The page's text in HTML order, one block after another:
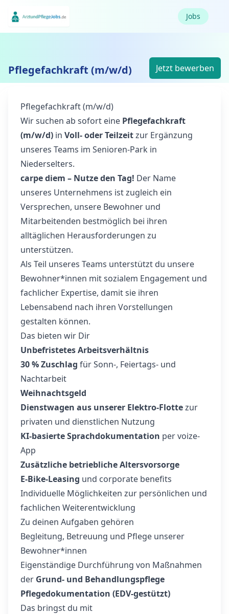
Jobs
Pflegefachkraft (m/w/d) Jetzt bewerben
Pflegefachkraft (m/w/d)
Wir suchen ab sofort eine Pflegefachkraft
(m/w/d) in Voll- oder Teilzeitzur Ergänzung
unseres Teams im Senioren-Park in
Niederselters.
carpe diem – Nutze den Tag! Der Name
unseres Unternehmens ist zugleich ein
Versprechen, unsere Bewohner und
Mitarbeitenden bestmöglich bei ihren
alltäglichen Herausforderungen zu
unterstützen.
Als Teil unseres Teams unterstützt du unsere
Bewohner*innen mit sozialem Engagement und
fachlicher Expertise, damit sie ihren
Lebensabend nach ihren Vorstellungen
gestalten können.
Das bieten wir Dir
Unbefristetes Arbeitsverhältnis
30 % Zuschlag für Sonn-, Feiertags- und
Nachtarbeit
Weihnachtsgeld
Dienstwagen aus unserer Elektro-Flottezur
privaten und dienstlichen Nutzung
KI-basierte Sprachdokumentation per voize-
App
Zusätzliche betriebliche Altersvorsorge
E‑Bike‑Leasing und corporate benefits
Individuelle Möglichkeiten zur persönlichen und
fachlichen Weiterentwicklung
Zu deinen Aufgaben gehören
Begleitung, Betreuung und Pflege unserer
Bewohner*innen
Eigenständige Durchführung von Maßnahmen
der Grund- und Behandlungspflege
Pflegedokumentation (EDV-gestützt)
Das bringst du mit